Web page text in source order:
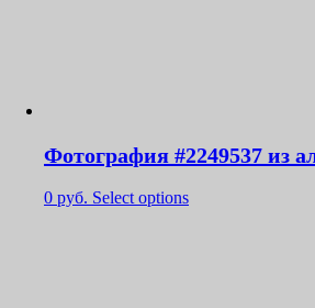
Фотография #2249537 из
0 руб. Select options